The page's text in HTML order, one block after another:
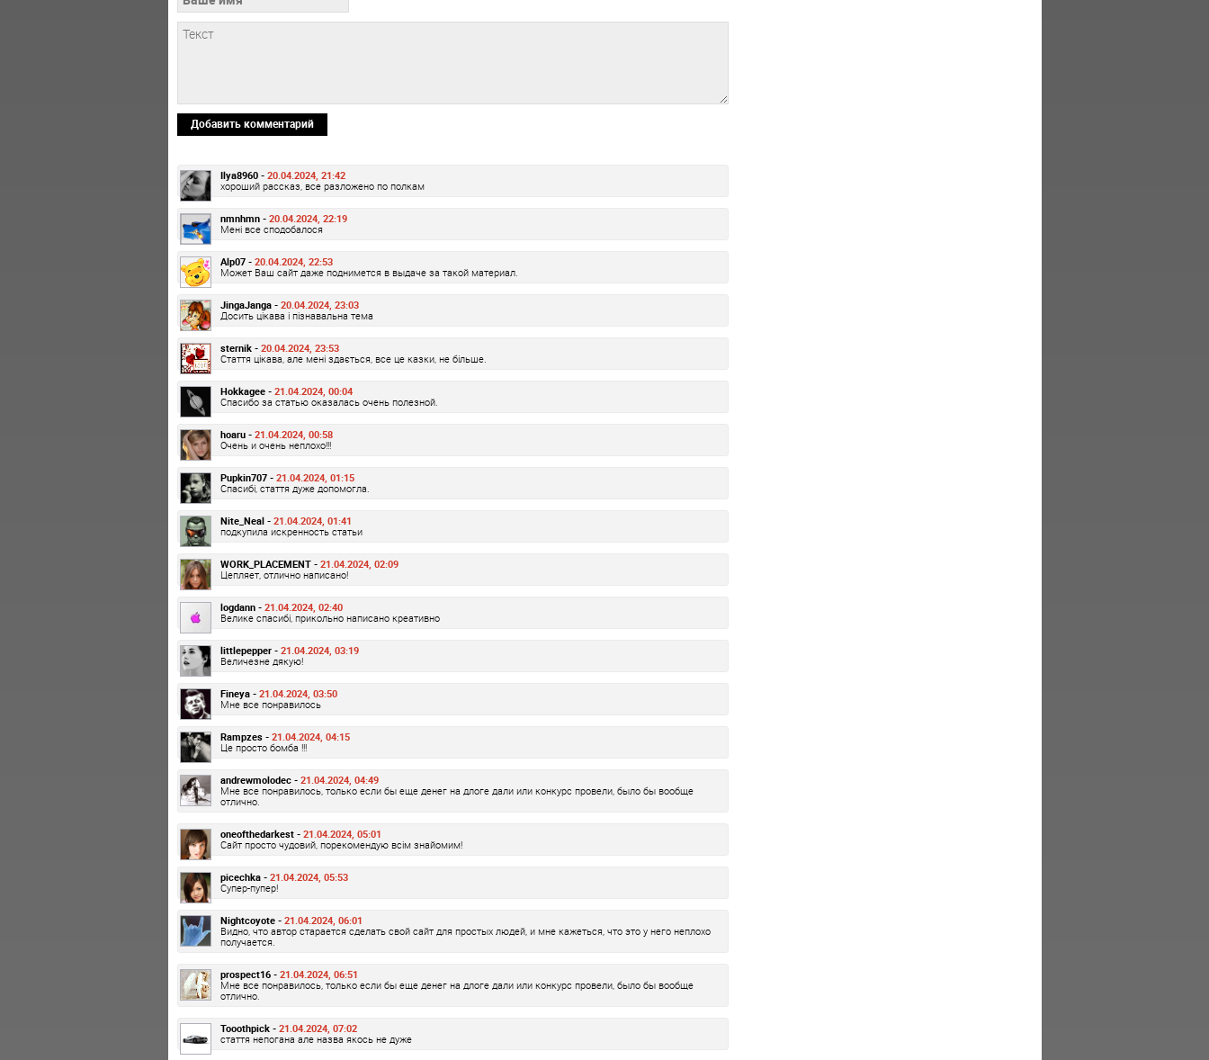
Добавить комментарий
Ilya8960 - 20.04.2024, 21:42
хороший рассказ, все разложено по полкам
nmnhmn - 20.04.2024, 22:19
Мені все сподобалося
Alp07 - 20.04.2024, 22:53
Может Ваш сайт даже поднимется в выдаче за такой материал.
JingaJanga - 20.04.2024, 23:03
Досить цікава і пізнавальна тема
sternik - 20.04.2024, 23:53
Стаття цікава, але мені здається, все це казки, не більше.
Hokkagee - 21.04.2024, 00:04
Спасибо за статью оказалась очень полезной.
hoaru - 21.04.2024, 00:58
Очень и очень неплохо!!!
Pupkin707 - 21.04.2024, 01:15
Спасибі, стаття дуже допомогла.
Nite_Neal - 21.04.2024, 01:41
подкупила искренность статьи
WORK_PLACEMENT - 21.04.2024, 02:09
Цепляет, отлично написано!
logdann - 21.04.2024, 02:40
Велике спасибі, прикольно написано креативно
littlepepper - 21.04.2024, 03:19
Величезне дякую!
Fineya - 21.04.2024, 03:50
Мне все понравилось
Rampzes - 21.04.2024, 04:15
Це просто бомба !!!
andrewmolodec - 21.04.2024, 04:49
Мне все понравилось, только если бы еще денег на длоге дали или конкурс провели, было бы вообще
отлично.
oneofthedarkest - 21.04.2024, 05:01
Сайт просто чудовий, порекомендую всім знайомим!
picechka - 21.04.2024, 05:53
Супер-пупер!
Nightcoyote - 21.04.2024, 06:01
Видно, что автор старается сделать свой сайт для простых людей, и мне кажеться, что это у него неплохо
получается.
prospect16 - 21.04.2024, 06:51
Мне все понравилось, только если бы еще денег на длоге дали или конкурс провели, было бы вообще
отлично.
Tooothpick - 21.04.2024, 07:02
стаття непогана але назва якось не дуже